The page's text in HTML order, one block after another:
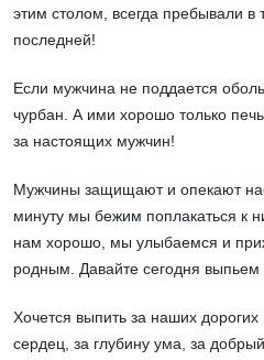
этим столом, всегда пребывали в
последней!
Если мужчина не поддается
чурбан. А ими хорошо только
за настоящих мужчин!
Мужчины защищают и опекают
минуту мы бежим поплакаться к
нам хорошо, мы улыбаемся и
родным. Давайте сегодня
Хочется выпить за наших
сердец, за глубину ума, за